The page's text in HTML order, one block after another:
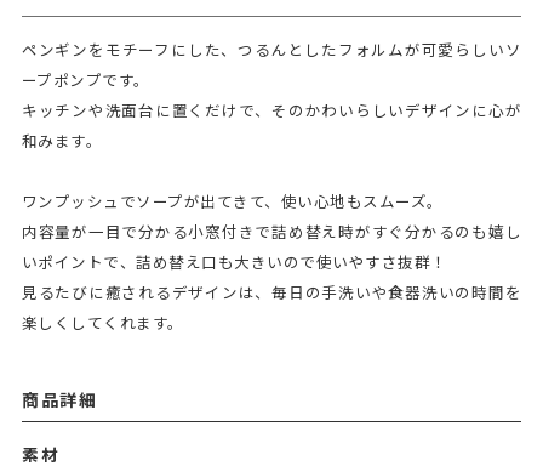
ペンギンをモチーフにした、つるんとしたフォルムが可愛らしいソ
ープポンプです。
キッチンや洗面台に置くだけで、そのかわいらしいデザインに心が
和みます。
ワンプッシュでソープが出てきて、使い心地もスムーズ。
内容量が一目で分かる小窓付きで詰め替え時がすぐ分かるのも嬉し
いポイントで、詰め替え口も大きいので使いやすさ抜群！
見るたびに癒されるデザインは、毎日の手洗いや食器洗いの時間を
楽しくしてくれます。
商品詳細
素材